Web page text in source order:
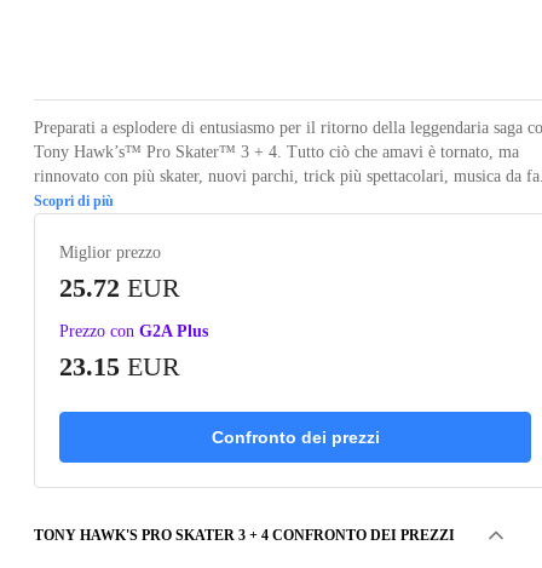
Preparati a esplodere di entusiasmo per il ritorno della leggendaria saga
Tony Hawk’s™ Pro Skater™ 3 + 4. Tutto ciò che amavi è tornato, ma
rinnovato con più skater, nuovi parchi, trick più spettacolari, musica da
Scopri di più
Miglior prezzo
25.72 EUR
Prezzo con G2A Plus
23.15 EUR
Confronto dei prezzi
TONY HAWK'S PRO SKATER 3 + 4 CONFRONTO DEI PREZZI